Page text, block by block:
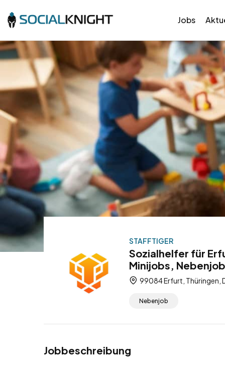
Jobs
STAFFTIGER
Sozialhelfer für
Minijobs,
99084 Erfurt, Thüringen,
Nebenjob
Jobbeschreibung